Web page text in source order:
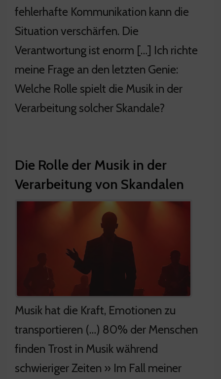
fehlerhafte Kommunikation kann die
Situation verschärfen. Die
Verantwortung ist enorm […] Ich richte
meine Frage an den letzten Genie:
Welche Rolle spielt die Musik in der
Verarbeitung solcher Skandale?
Die Rolle der Musik in der
Verarbeitung von Skandalen
Musik hat die Kraft, Emotionen zu
transportieren (…) 80% der Menschen
finden Trost in Musik während
schwieriger Zeiten » Im Fall meiner